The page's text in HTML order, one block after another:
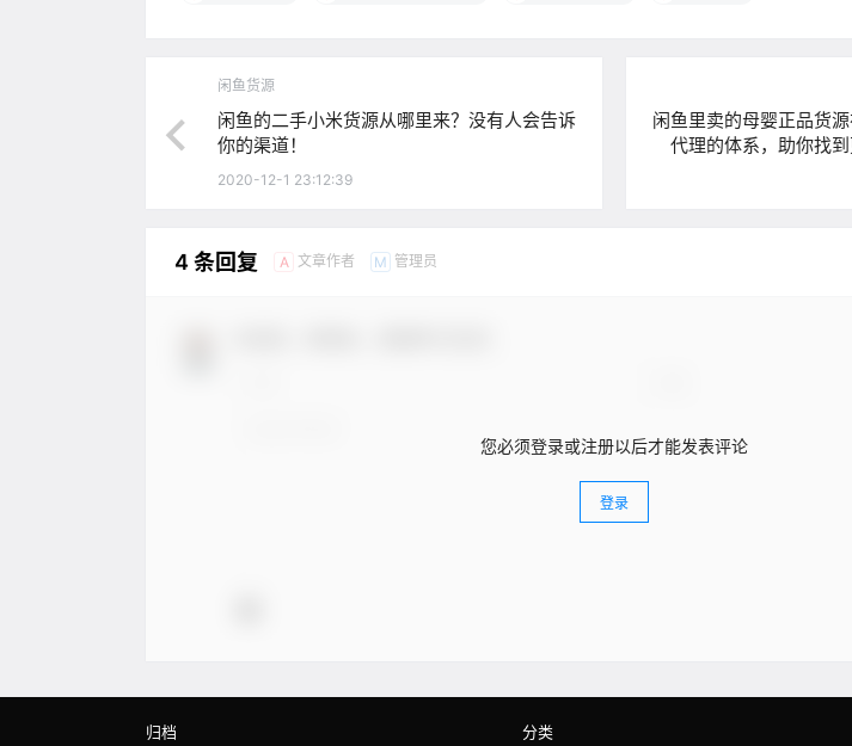
闲鱼货源
闲鱼的二手小米货源从哪里来？没有人会告诉
你的渠道！
2020-12-1 23:12:39
闲鱼里卖的母婴正品货
代理的体系，助你找到
4 条回复 A 文章作者 M 管理员
您必须登录或注册以后才能发表评论
登录
归档 分类